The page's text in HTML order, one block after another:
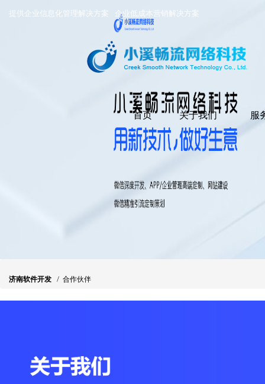
提供企业信息化管理解决方案 企业低成本营销解决方案
首页 关于我们 服
济南软件开发 / 合作伙伴